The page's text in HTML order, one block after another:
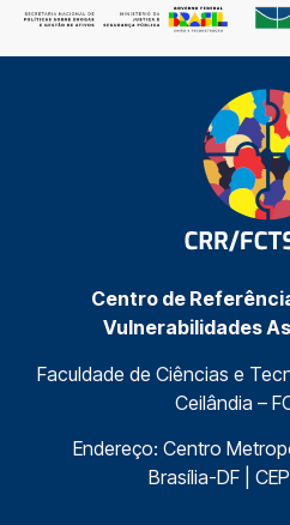
Centro de
Vulnerabilidades
Faculdade de Ciências e
Ceilândia –
Endereço: Centro
Brasília-DF |